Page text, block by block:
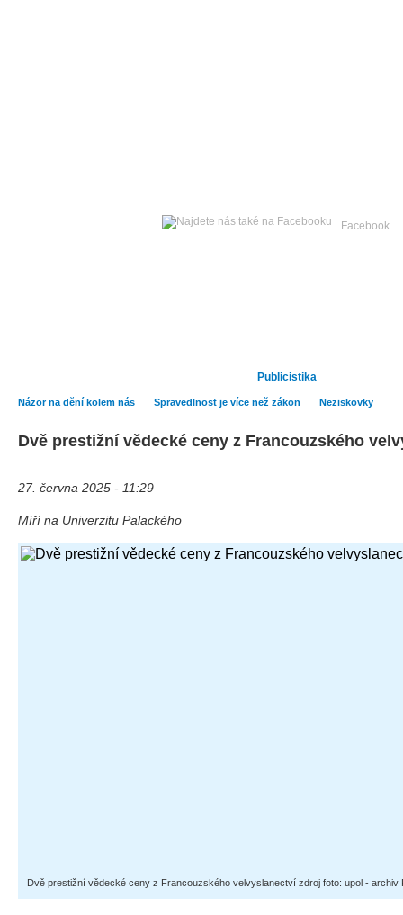
Facebook
Publicistika
Názor na dění kolem nás Spravedlnost je více než zákon Neziskovky
Dvě prestižní vědecké ceny z Francouzského
27. června 2025 - 11:29
Míří na Univerzitu Palackého
Dvě prestižní vědecké ceny z Francouzského velvyslanectví zdroj foto: upol - archiv